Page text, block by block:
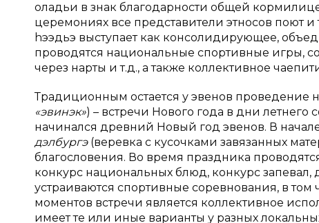
оладьи в знак благодарности общей
церемониях все представители этносов поют
hээдьэ выступает как консолидирующее,
проводятся национальные спортивные игры,
через нарты и т.д., а также коллективное
Традиционным остается у эвенов проведение
«эвинэк») – встречи Нового года в дни
начинался древний Новый год эвенов. В
дэлбургэ(веревка с кусочками завязанных
благословения. Во время праздника
конкурс национальных блюд, конкурс
устраиваются спортивные соревнования, в
моментов встречи является коллективное
имеет те или иные варианты у разных